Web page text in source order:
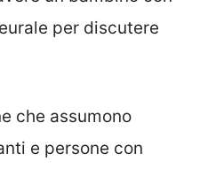
per discutere
che assumono
e persone con